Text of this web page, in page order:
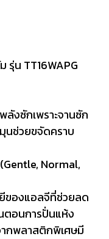
รุ่น TT16WAPG
งซักเพราะจานซัก
นช่วยขจัดคราบ
Normal,
ของแอลจีที่ช่วยลด
ตอนการปั่นแห้ง
กพลาสติกพิเศษมี